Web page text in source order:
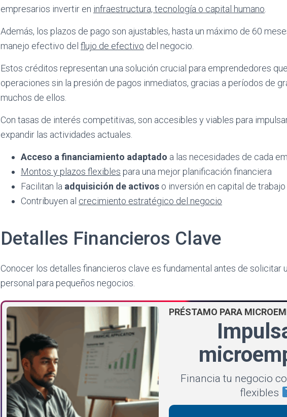
empresarios invertir en infraestructura, tecnología o capital humano
Además, los plazos de pago son ajustables, hasta un máximo de 60
manejo efectivo del flujo de efectivo del negocio.
Estos créditos representan una solución crucial para emprendedores
operaciones sin la presión de pagos inmediatos, gracias a períodos de
muchos de ellos.
Con tasas de interés competitivas, son accesibles y viables para
expandir las actividades actuales.
Acceso a financiamiento adaptado a las necesidades de cada
Montos y plazos flexibles para una mejor planificación financiera
Facilitan la adquisición de activos o inversión en capital de trabajo
Contribuyen al crecimiento estratégico del negocio
Detalles Financieros Clave
Conocer los detalles financieros clave es fundamental antes de solicitar
personal para pequeños negocios.
PRÉSTAMO PARA
Financia tu negocio
flexibles